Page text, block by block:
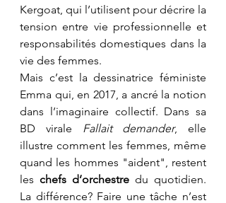
Kergoat, qui l’utilisent pour décrire la
tension entre vie professionnelle et
responsabilités domestiques dans la
vie des femmes.
Mais c’est la dessinatrice féministe
Emma qui, en 2017, a ancré la notion
dans l’imaginaire collectif. Dans sa
BD virale Fallait demander, elle
illustre comment les femmes, même
quand les hommes "aident", restent
les chefs d’orchestre du quotidien.
La différence? Faire une tâche n’est